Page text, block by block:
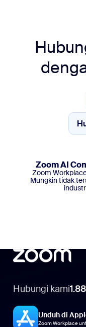
Zoom AI
Zoom
Mungkin tidak
Hubungi kami
Unduh di
Zoom Workplace